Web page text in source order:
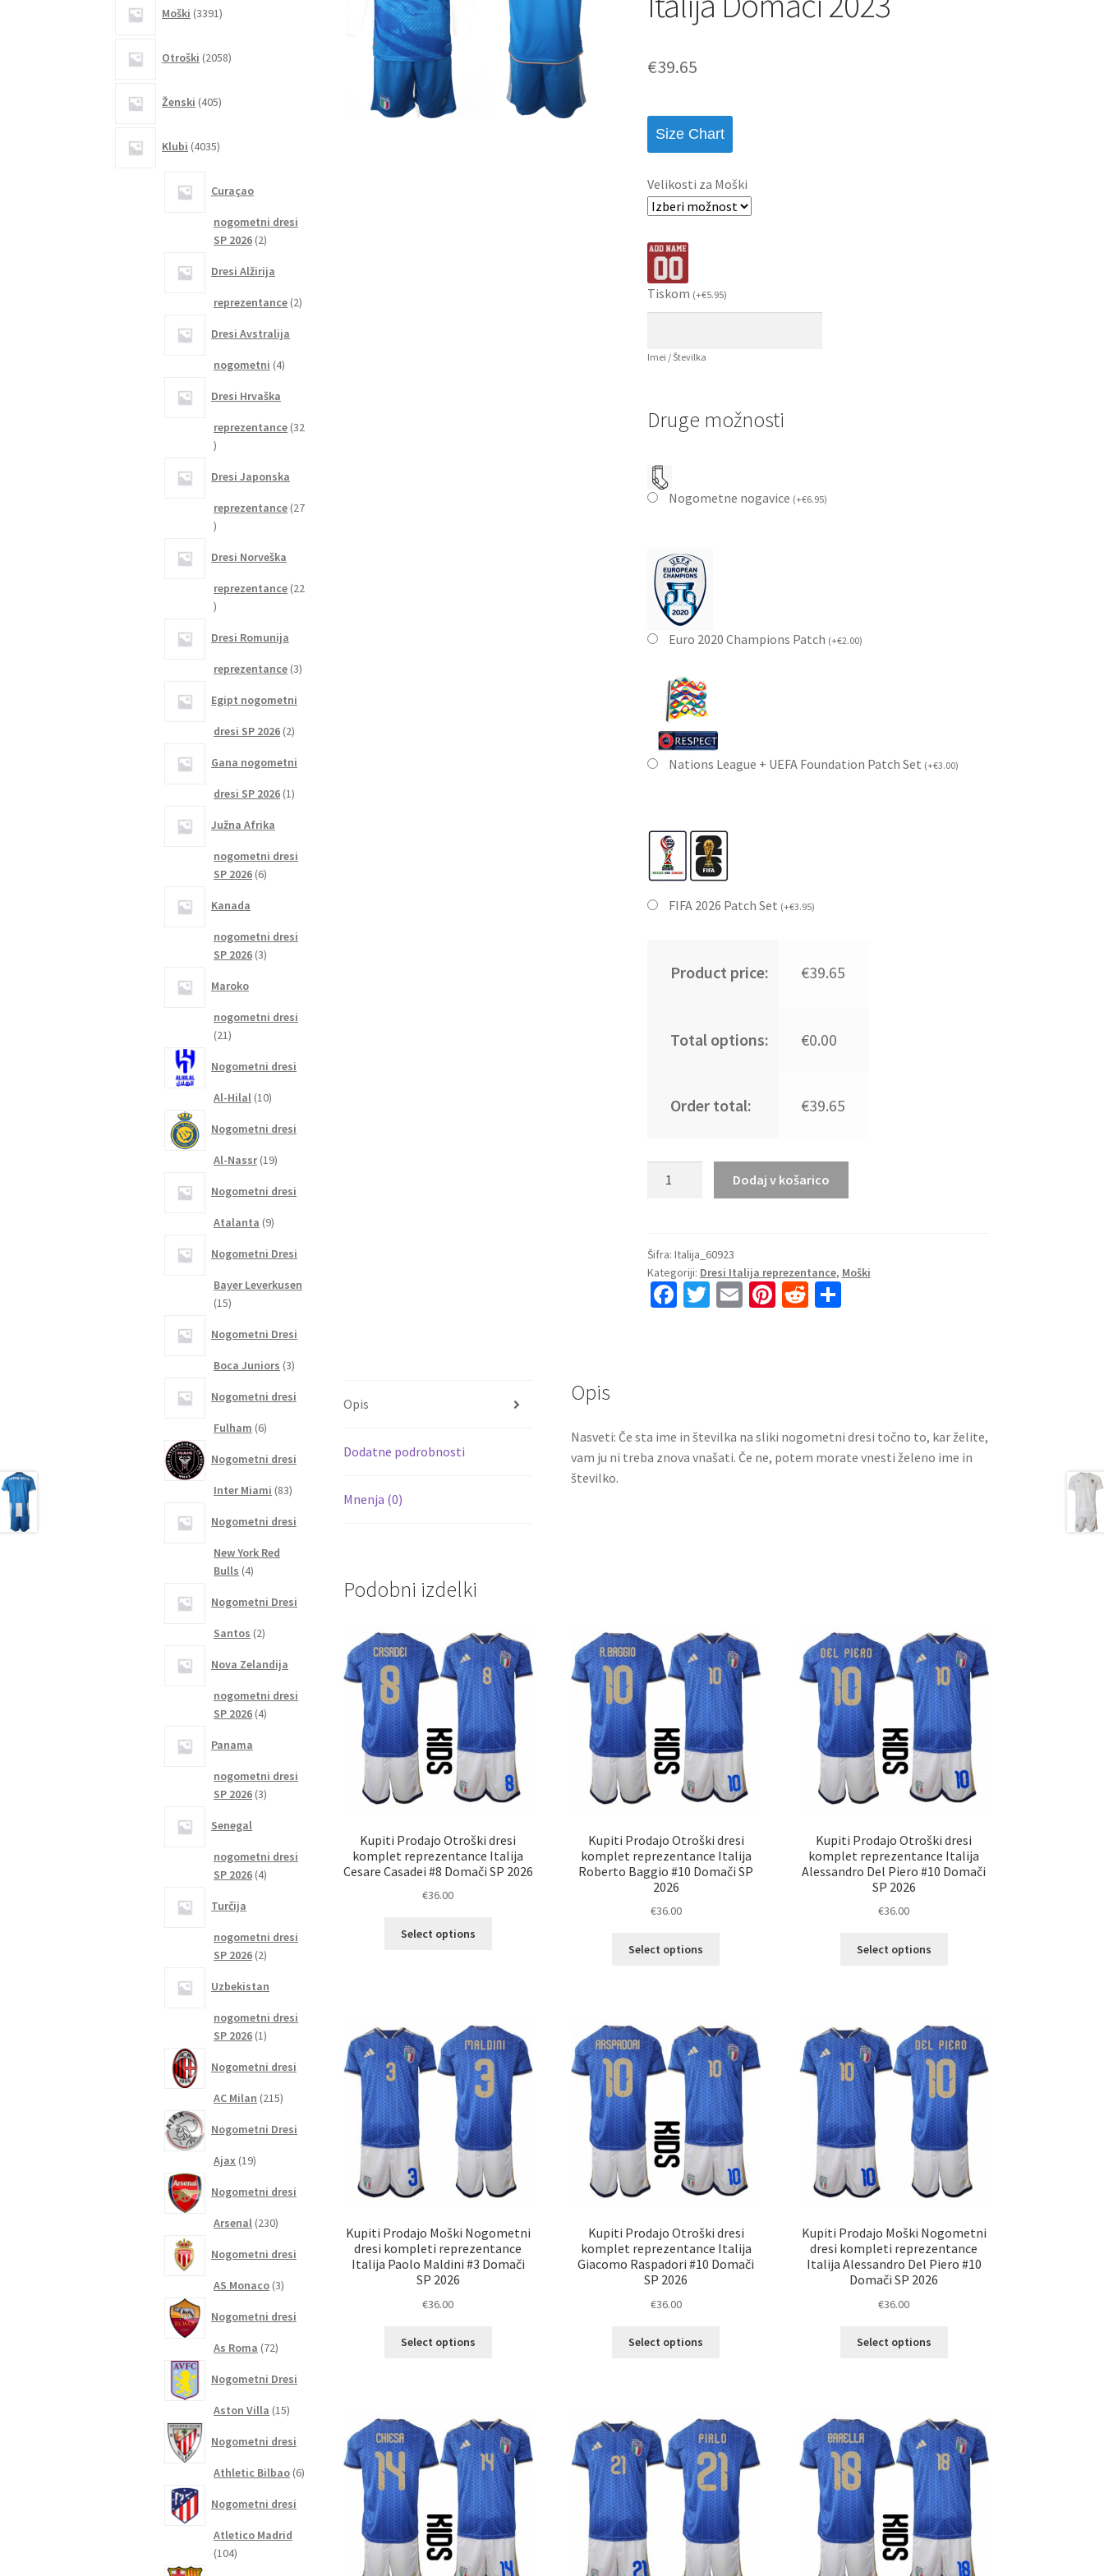
€39.65
Size Chart
Velikosti za Moški
Tiskom (+€5.95)
Imei / Številka
Druge možnosti
Nogometne nogavice (+€6.95)
Euro 2020 Champions Patch (+€2.00)
Nations League + UEFA Foundation Patch Set (+€3.00)
FIFA 2026 Patch Set (+€3.95)
Product price: €39.65
Total options: €0.00
Order total: €39.65
dresi
kompleti
Italija
Dodaj v košarico
Šifra: Italija_60923
Kategoriji: Dresi Italija reprezentance, Moški
Fa
k
T E Pi R S
Opis
Dodatne podrobnosti
Mnenja (0)
Opis
Nasveti: Če sta ime in številka na sliki nogometni dresi točno to, kar želite,
vam ju ni treba znova vnašati. Če ne, potem morate vnesti želeno ime in
številko.
Podobni izdelki
Kupiti Prodajo Otroški dresi
komplet reprezentance Italija
Cesare Casadei #8 Domači SP 2026
€36.00
Select options
lahko
izberete
na
strani
izdelka
Kupiti Prodajo Otroški dresi
komplet reprezentance Italija
Roberto Baggio #10 Domači SP
2026
€36.00
Select options
Možnosti
lahko
izberete
na
strani
izdelka
Kupiti Prodajo Otroški dresi
komplet reprezentance Italija
Alessandro Del Piero #10 Domači
SP 2026
€36.00
Select options
Možnosti
lahko
izberete
na
strani
izdelka
Kupiti Prodajo Moški Nogometni
dresi kompleti reprezentance
Italija Paolo Maldini #3 Domači
SP 2026
€36.00
Select options
Možnosti
lahko
izberete
na
strani
izdelka
Kupiti Prodajo Otroški dresi
komplet reprezentance Italija
Giacomo Raspadori #10 Domači
SP 2026
€36.00
Select options
Možnosti
lahko
izberete
na
strani
izdelka
Kupiti Prodajo Moški Nogometni
dresi kompleti reprezentance
Italija Alessandro Del Piero #10
Domači SP 2026
€36.00
Select options
Možnosti
lahko
izberete
na
strani
izdelka
Moški 3391izdelkov
Otroški 2058izdelkov
Ženski 405izdelkov
Klubi 4035izdelkov
Curaçao
nogometni dresi
SP 2026 22
Dresi Alžirija
reprezentance 22
Dresi Avstralija
nogometni 44
Dresi Hrvaška
reprezentance 32
32
Dresi Japonska
reprezentance 27
27
Dresi Norveška
reprezentance 22
22
Dresi Romunija
reprezentance 33
Egipt nogometni
dresi SP 2026 22
Gana nogometni
dresi SP 2026 11
Južna Afrika
nogometni dresi
SP 2026 66
Kanada
nogometni dresi
SP 2026 33
Maroko
nogometni dresi
2121
Nogometni dresi
Al-Hilal 1010
Nogometni dresi
Al-Nassr 1919
Nogometni dresi
Atalanta 99
Nogometni Dresi
Bayer Leverkusen
1515
Nogometni Dresi
Boca Juniors 33
Nogometni dresi
Fulham 66
Nogometni dresi
Inter Miami 8383
Nogometni dresi
New York Red
Bulls 44
Nogometni Dresi
Santos 22
Nova Zelandija
nogometni dresi
SP 2026 44
Panama
nogometni dresi
SP 2026 33
Senegal
nogometni dresi
SP 2026 44
Turčija
nogometni dresi
SP 2026 22
Uzbekistan
nogometni dresi
SP 2026 11
Nogometni dresi
AC Milan 215215
Nogometni Dresi
Ajax 1919
Nogometni dresi
Arsenal 230230
Nogometni dresi
AS Monaco 33
Nogometni dresi
As Roma 7272
Nogometni Dresi
Aston Villa 1515
Nogometni dresi
Athletic Bilbao 66
Nogometni dresi
Atletico Madrid
104104